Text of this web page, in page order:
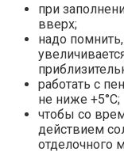
при
вверх;
надо
работать с
не ниже +5°C;
чтобы со
действием
отделочного